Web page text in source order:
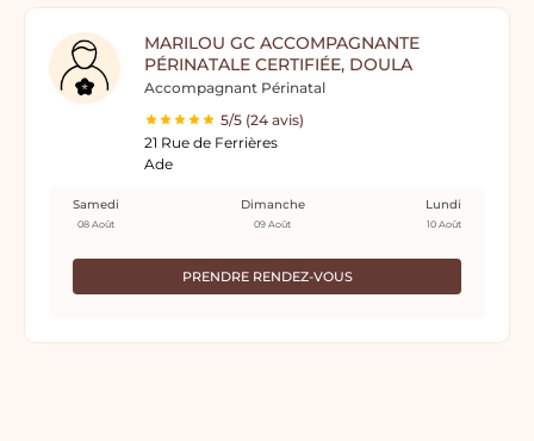
MARILOU GC ACCOMPAGNANTE
PÉRINATALE CERTIFIÉE, DOULA
Accompagnant Périnatal
5/5 (24 avis)
21 Rue de Ferrières
Ade
PRENDRE RENDEZ-VOUS
Samedi
08 Août
Dimanche
09 Août
Lundi
10 Août